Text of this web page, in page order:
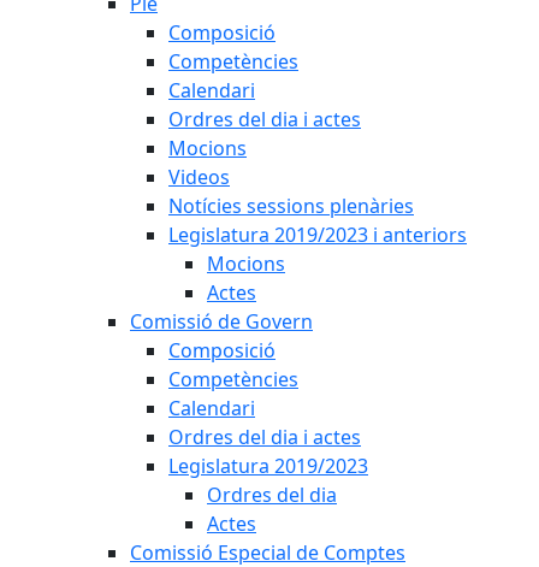
Composició
Competències
Calendari
Ordres del dia i actes
Mocions
Videos
Notícies sessions plenàries
Legislatura 2019/2023 i anteriors
Mocions
Actes
Comissió de Govern
Composició
Competències
Calendari
Ordres del dia i actes
Legislatura 2019/2023
Ordres del dia
Actes
Comissió Especial de Comptes